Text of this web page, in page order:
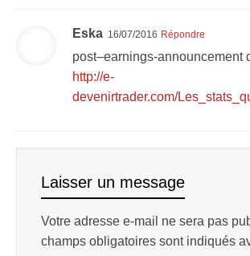
Eska 16/07/2016 Répondre
post–earnings-announcement
http://e-
devenirtrader.com/
Laisser un message
Votre adresse e-mail ne sera pas
champs obligatoires sont indiqués